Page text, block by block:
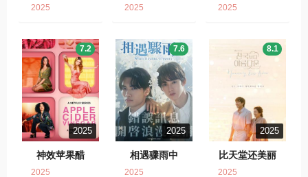
2025 2025 2025
2025
神效苹果醋
7.2
2025
2025
相遇骤雨中
7.6
2025
2025
比天堂还美丽
8.1
2025